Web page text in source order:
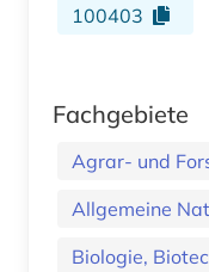
100403
Fachgebiete
Agrar- und
Allgemeine
Biologie,